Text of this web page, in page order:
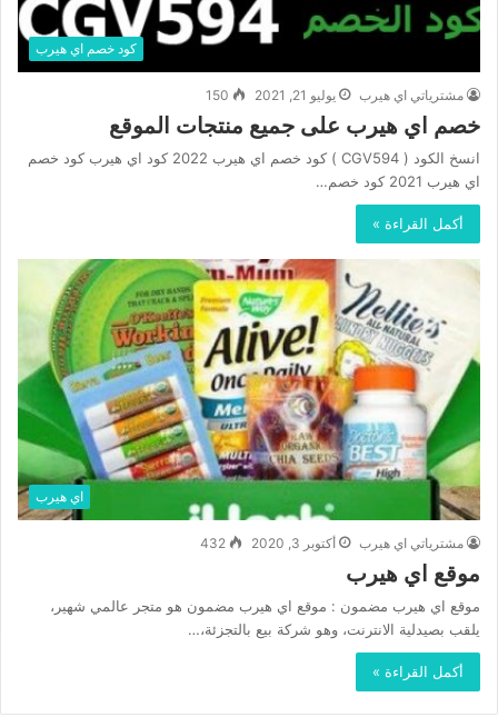
كود خصم اي هيرب
مشترياتي اي هيرب يوليو 21, 2021 150
خصم اي هيرب على جميع منتجات الموقع
انسخ الكود ( CGV594 ) كود خصم اي هيرب 2022 كود اي هيرب كود خصم
اي هيرب 2021 كود خصم…
أكمل القراءة »
اي هيرب
مشترياتي اي هيرب أكتوبر 3, 2020 432
موقع اي هيرب
موقع اي هيرب مضمون : موقع اي هيرب مضمون هو متجر عالمي شهير،
يلقب بصيدلية الانترنت، وهو شركة بيع بالتجزئة،…
أكمل القراءة »